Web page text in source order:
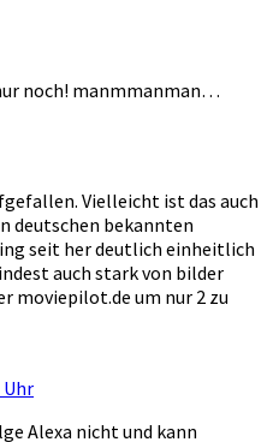
noch! manmmanman…
Vielleicht ist das auch
deutschen bekannten
seit her deutlich einheitlich
auch stark von bilder
moviepilot.de um nur 2 zu
Uhr
Alexa nicht und kann